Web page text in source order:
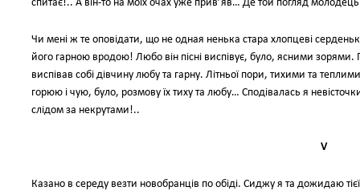
спитає!.. А він-то на моїх очах уже прив’яв… Де той погляд
Чи мені ж те оповідати, що не одная ненька стара хлопцеві
його гарною вродою! Любо він пісні виспівує, було, ясними зорями.
виспівав собі дівчину любу та гарну. Літньої пори, тихими та
горюю і чую, було, розмову їх тиху та любу… Сподівалась я
слідом за некрутами!..
V
Казано в середу везти новобранців по обіді. Сиджу я та дожидаю